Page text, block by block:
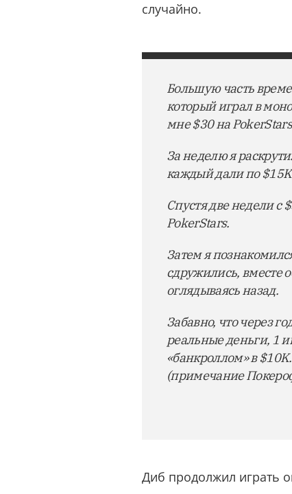
случайно.
Большую часть
который играл в
мне $30 на
За неделю я
каждый дали по
Спустя две недели с
PokerStars.
Затем я
сдружились, вместе
оглядываясь назад.
Забавно, что через
реальные деньги, 1
«банкроллом» в
(примечание
Диб продолжил играть